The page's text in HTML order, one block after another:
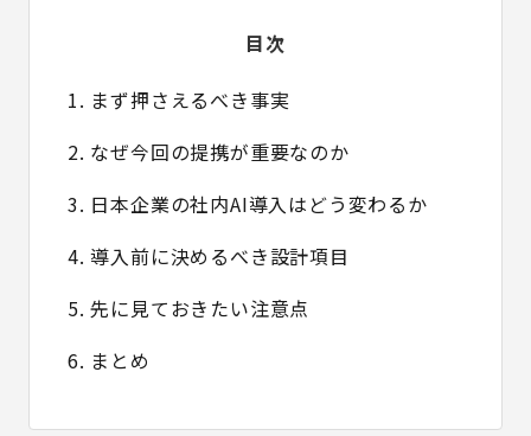
目次
1. まず押さえるべき事実
2. なぜ今回の提携が重要なのか
3. 日本企業の社内AI導入はどう変わるか
4. 導入前に決めるべき設計項目
5. 先に見ておきたい注意点
6. まとめ